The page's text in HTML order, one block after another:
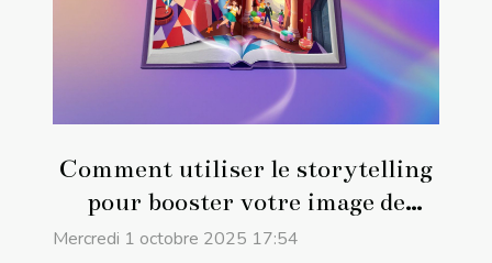
Comment utiliser le storytelling
pour booster votre image de
marque ?
Mercredi 1 octobre 2025 17:54